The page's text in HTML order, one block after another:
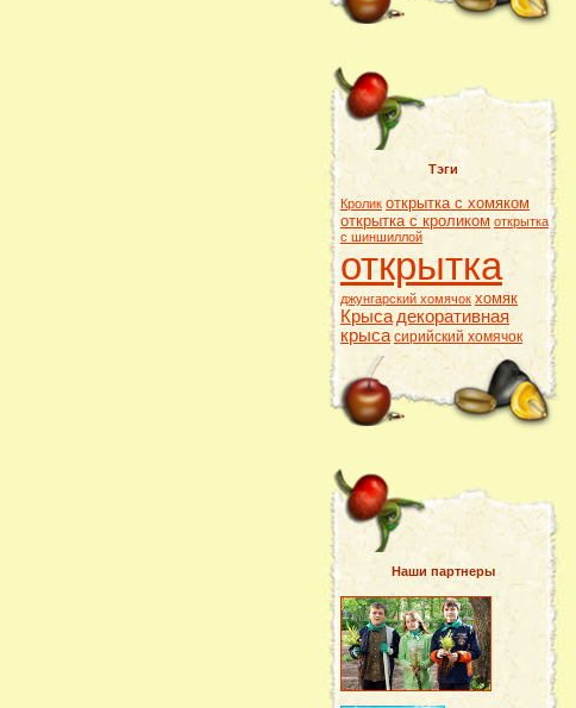
Тэги
Кролик открытка с хомяком
открытка с кроликом открытка
с шиншиллой
открытка
джунгарский хомячок хомяк
Крыса декоративная
крыса сирийский хомячок
Наши партнеры